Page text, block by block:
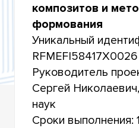
УЧАСТИЕ В
ТЕХНИЧЕСКОЙ
ГЕНЕТИЧЕСКИХ
ГОДЫ
УЧАСТИЕ В КОНКУРСАХ
РОССИИ НА
РАМКАХ
МНОГОСТОРОННЕГО И
СОТРУДНИЧЕСТВА
композитов и
формования
Уникальный
RFMEFI58417X0026
Руководитель
Сергей
наук
Сроки выполнения: